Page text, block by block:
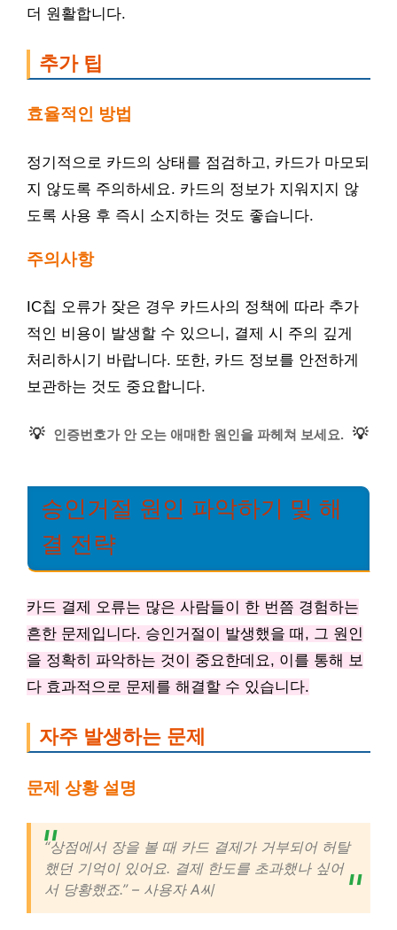
더 원활합니다.
추가 팁
효율적인 방법
정기적으로 카드의 상태를 점검하고, 카드가 마모되
지 않도록 주의하세요. 카드의 정보가 지워지지 않
도록 사용 후 즉시 소지하는 것도 좋습니다.
주의사항
IC칩 오류가 잦은 경우 카드사의 정책에 따라 추가
적인 비용이 발생할 수 있으니, 결제 시 주의 깊게
처리하시기 바랍니다. 또한, 카드 정보를 안전하게
보관하는 것도 중요합니다.
💡 인증번호가 안 오는 애매한 원인을 파헤쳐 보세요. 💡
승인거절 원인 파악하기 및 해
결 전략
카드 결제 오류는 많은 사람들이 한 번쯤 경험하는
흔한 문제입니다. 승인거절이 발생했을 때, 그 원인
을 정확히 파악하는 것이 중요한데요, 이를 통해 보
다 효과적으로 문제를 해결할 수 있습니다.
자주 발생하는 문제
문제 상황 설명
“상점에서 장을 볼 때 카드 결제가 거부되어 허탈
했던 기억이 있어요. 결제 한도를 초과했나 싶어
서 당황했죠.” – 사용자 A씨